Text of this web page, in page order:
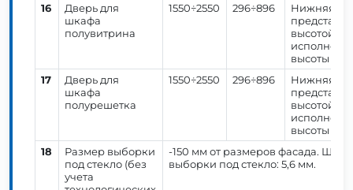
16
Дверь для
шкафа
полувитрина
1550÷2550 296÷896
Нижняя
высотой,
высоты
17
Дверь для
шкафа
полурешетка
1550÷2550 296÷896
Нижняя
высотой,
высоты
18
Размер выборки
под стекло (без
учета
-150 мм от размеров фасада.
выборки под стекло: 5,6 мм.